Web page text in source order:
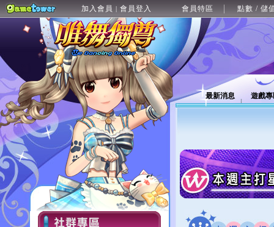
加入會員 | 會員登入 會員特區 點數 / 儲
最新消息 遊戲